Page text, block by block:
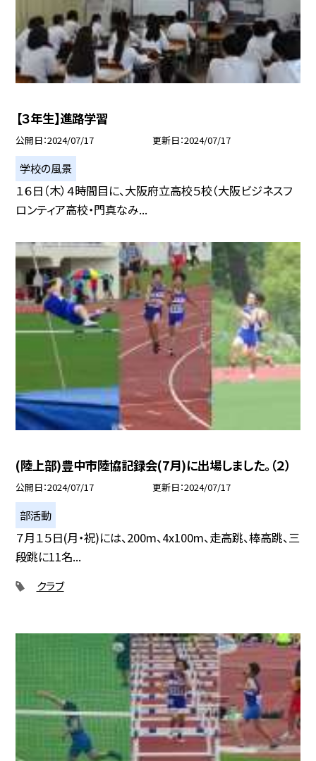
【３年生】進路学習
公開日 2024/07/17 更新日 2024/07/17
学校の風景
１６日（木）４時間目に、大阪府立高校５校（大阪ビジネスフ
ロンティア高校・門真なみ...
(陸上部)豊中市陸協記録会(7月)に出場しました。（２）
公開日 2024/07/17 更新日 2024/07/17
部活動
７月１５日(月・祝)には、200m、4x100m、走高跳、棒高跳、三
段跳に11名...
クラブ